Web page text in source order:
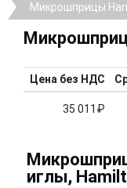
Микрошприцы
Цена без НДС
35 011₽
иглы,